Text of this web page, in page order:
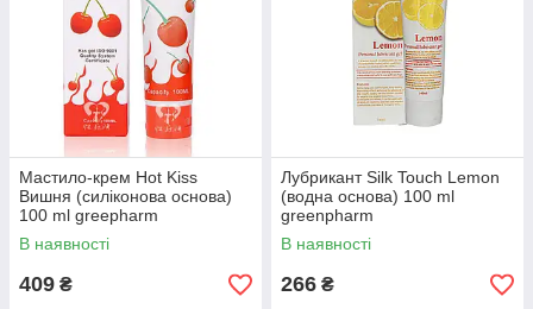
Мастило-крем Hot Kiss
Вишня (силіконова основа)
100 ml greepharm
В наявності
409 ₴
Лубрикант Silk Touch Lemon
(водна основа) 100 ml
greenpharm
В наявності
266 ₴